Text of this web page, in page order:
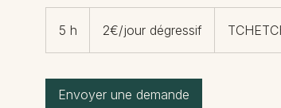
5 h
h
2€/jour dégressif
Envoyer une demande